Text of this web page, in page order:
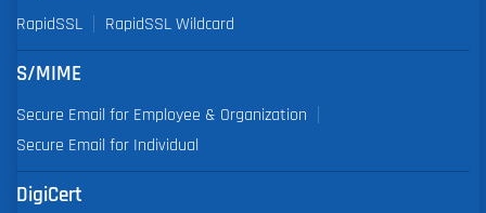
RapidSSL RapidSSL Wildcard
S/MIME
Secure Email for Employee & Organization
Secure Email for Individual
DigiCert